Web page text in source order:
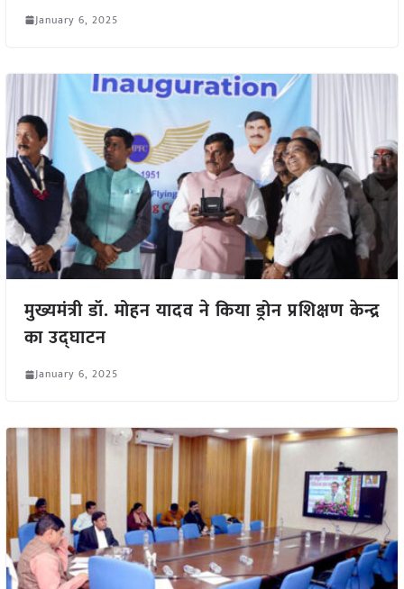
January 6, 2025
मुख्यमंत्री डॉ. मोहन यादव ने किया ड्रोन प्रशिक्षण केन्द्र
का उद्घाटन
January 6, 2025